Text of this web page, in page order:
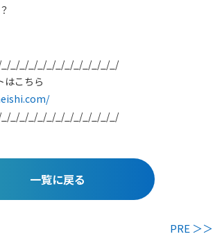
_/_/_/_/_/_/_/_/_/_/_/_/_/
はこちら
_/_/_/_/_/_/_/_/_/_/_/_/_/
一覧に戻る
PRE ＞＞